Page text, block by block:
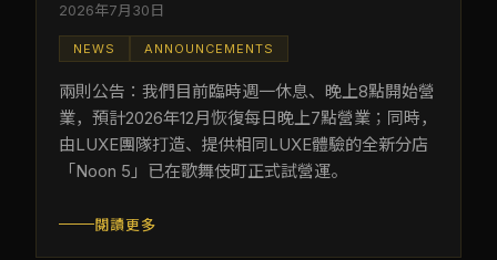
2026年7月30日
NEWS ANNOUNCEMENTS
兩則公告：我們目前臨時週一休息、晚上8點開始營
業，預計2026年12月恢復每日晚上7點營業；同時，
由LUXE團隊打造、提供相同LUXE體驗的全新分店
「Noon 5」已在歌舞伎町正式試營運。
閱讀更多